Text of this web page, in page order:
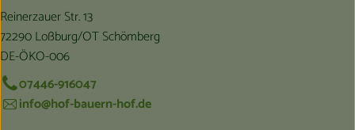
Reinerzauer Str. 13
72290 Loßburg/OT Schömberg
DE-ÖKO-006
07446-916047
info@hof-bauern-hof.de